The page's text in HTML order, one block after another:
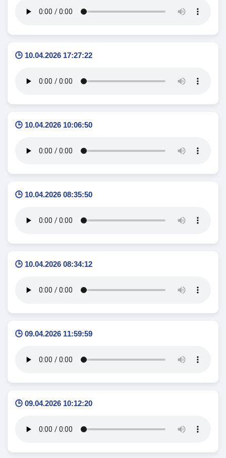
🕒 10.04.2026 17:27:22
🕒 10.04.2026 10:06:50
🕒 10.04.2026 08:35:50
🕒 10.04.2026 08:34:12
🕒 09.04.2026 11:59:59
🕒 09.04.2026 10:12:20